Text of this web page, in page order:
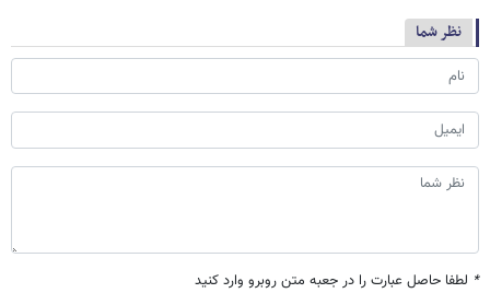
نظر شما
* لطفا حاصل عبارت را در جعبه متن روبرو وارد کنید